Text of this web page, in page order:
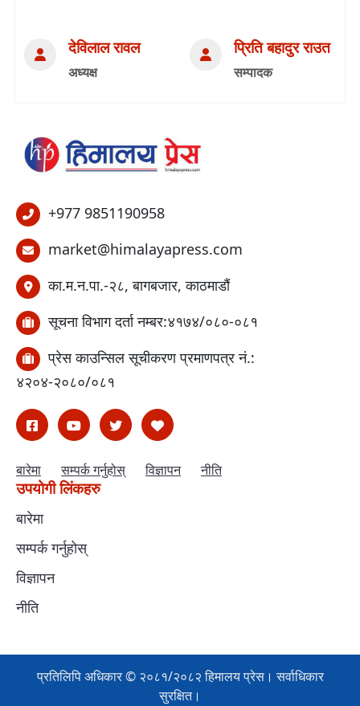
देविलाल रावल
अध्यक्ष
प्रिति बहादुर राउत
सम्पादक
+977 9851190958
market@himalayapress.com
का.म.न.पा.-२८, बागबजार, काठमाडौं
सूचना विभाग दर्ता नम्बर:४१७४/०८०-०८१
प्रेस काउन्सिल सूचीकरण प्रमाणपत्र नं.:
४२०४-२०८०/०८१
बारेमा सम्पर्क गर्नुहोस् विज्ञापन नीति
उपयोगी लिंकहरु
बारेमा
सम्पर्क गर्नुहोस्
विज्ञापन
नीति
प्रतिलिपि अधिकार © २०८१/२०८२ हिमालय प्रेस। सर्वाधिकार
सुरक्षित।